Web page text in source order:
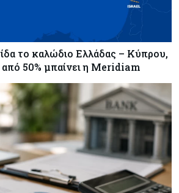
05-08-2026
από τα 728 ξενοδοχεία είναι
- Παρεμβάσεις ζητά ο ΠΑΣΥΞΕ
05-08-2026
€31 εκατ. προχωρά η
των Υπηρεσιών Κοινωνικής
05-08-2026
Έως €3,8 δισ. το κόστος για την
μέχρι το 2050
το καλώδιο Ελλάδας – Κύπρου,
50% μπαίνει η Meridiam